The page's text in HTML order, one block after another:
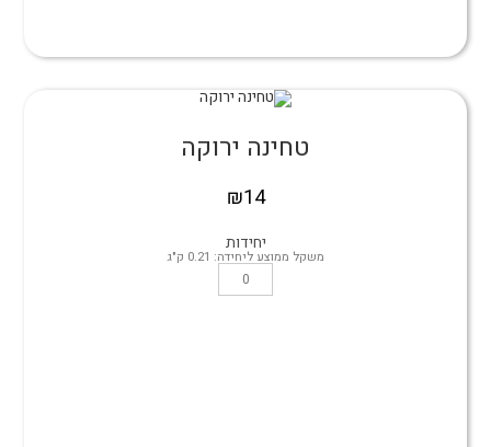
טחינה ירוקה
₪14
יחידות
משקל ממוצע ליחידה: 0.21 ק"ג